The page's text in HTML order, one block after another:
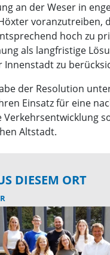
an der Weser in
voranzutreiben,
hoch zu
als langfristige
Innenstadt zu
der Resolution
Einsatz für eine
Verkehrsentwicklung
Altstadt.
DIESEM ORT